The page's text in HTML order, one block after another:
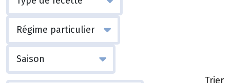
Trier